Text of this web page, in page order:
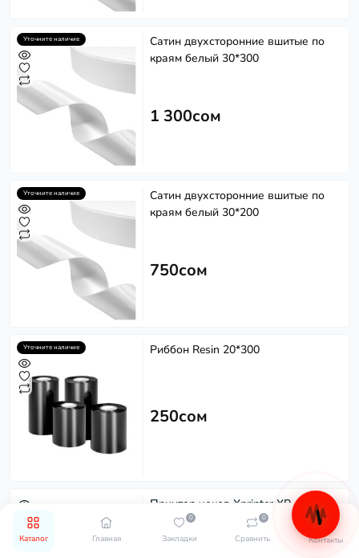
Каталог Главная Закладки
0
Сравнить
0
Контакты
Уточните наличие
Сатин двухсторонние вшитые по
краям белый 30*300
1 300сом
Уточните наличие
Сатин двухсторонние вшитые по
краям белый 30*200
750сом
Уточните наличие Риббон Resin 20*300
250сом
Принтер чеков Xprinter XP-C260M
USB+LAN+WIFI со звонком
S Softech
Эффективность в каждом решении
S
Здравствуйте! 👋
Чем можем помочь?